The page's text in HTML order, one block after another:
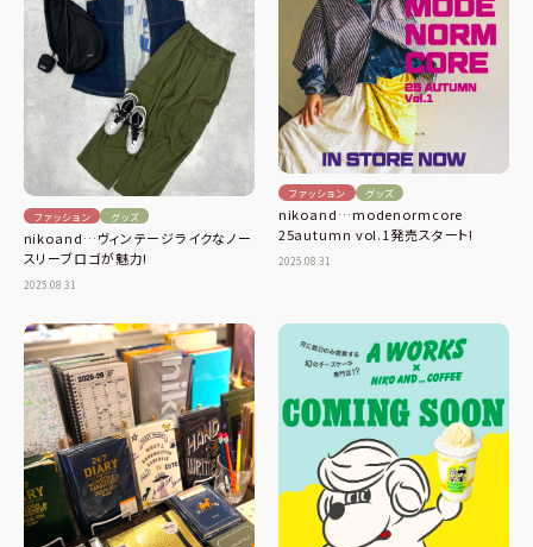
ファッション グッズ
nikoand…ヴィンテージライクなノー
スリーブロゴが魅力!
2025.08.31
ファッション グッズ
nikoand…modenormcore
25autumn vol.1発売スタート!
2025.08.31